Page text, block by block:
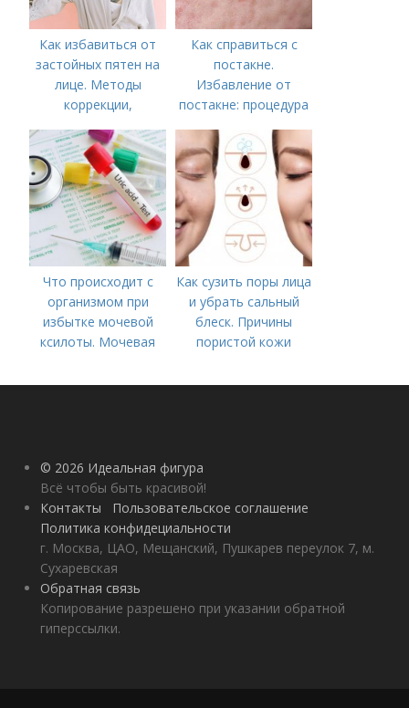
Как избавиться от
застойных пятен на
лице. Методы
коррекции,
акне и удаления
рубцов и шрамов
постакне
Как справиться с
постакне.
Избавление от
постакне: процедура
Что происходит с
организмом при
избытке мочевой
ксилоты. Мочевая
норма и отклонения
Как сузить поры лица
и убрать сальный
блеск. Причины
пористой кожи
© 2026 Идеальная фигура
Всё чтобы быть красивой!
Контакты
Пользовательское соглашение
Политика конфидециальности
г. Москва, ЦАО, Мещанский, Пушкарев переулок 7, м.
Сухаревская
Обратная связь
Копирование разрешено при указании обратной
гиперссылки.